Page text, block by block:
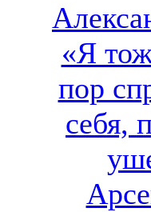
«Я
пор
себя,